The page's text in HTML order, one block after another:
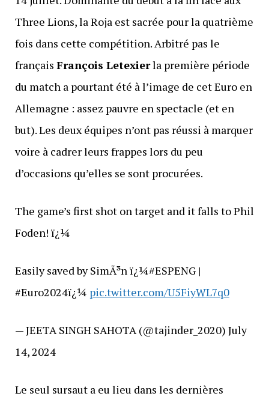
Three Lions, la Roja est sacrée pour la quatrième
fois dans cette compétition. Arbitré pas le
français François Letexierla première période
du match a pourtant été à l’image de cet Euro en
Allemagne : assez pauvre en spectacle (et en
but). Les deux équipes n’ont pas réussi à marquer
voire à cadrer leurs frappes lors du peu
d’occasions qu’elles se sont procurées.
The game’s first shot on target and it falls to Phil
Foden! ï¿¼
Easily saved by SimÃ³n ï¿¼#ESPENG |
#Euro2024ï¿¼ pic.twitter.com/U5FiyWL7q0
— JEETA SINGH SAHOTA (@tajinder_2020) July
14, 2024
Le seul sursaut a eu lieu dans les dernières